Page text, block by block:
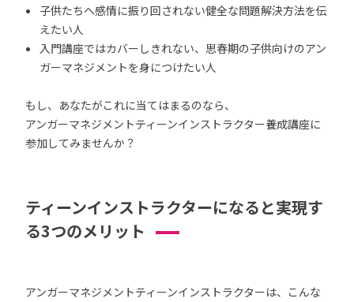
子供たちへ感情に振り回されない健全な問題解決方法を伝
えたい人
入門講座ではカバーしきれない、思春期の子供向けのアン
ガーマネジメントを身につけたい人
もし、あなたがこれに当てはまるのなら、
アンガーマネジメントティーンインストラクター養成講座に
参加してみませんか？
ティーンインストラクターになると実現す
る3つのメリット
アンガーマネジメントティーンインストラクターは、こんな